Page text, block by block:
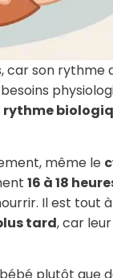
car son rythme
rythme
même le
16 à 18
Il est tout
tard, car